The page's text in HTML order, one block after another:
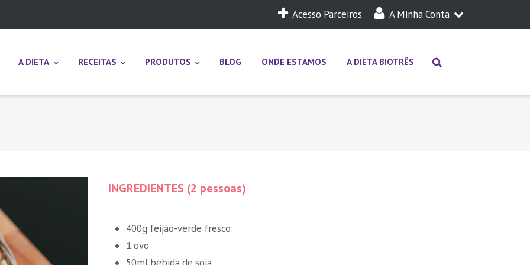
Acesso Parceiros A Minha Conta
Login
A DIETA RECEITAS PRODUTOS BLOG ONDE ESTAMOS A DIETA BIOTRÊS
INGREDIENTES (2 pessoas)
400g feijão-verde fresco
1 ovo